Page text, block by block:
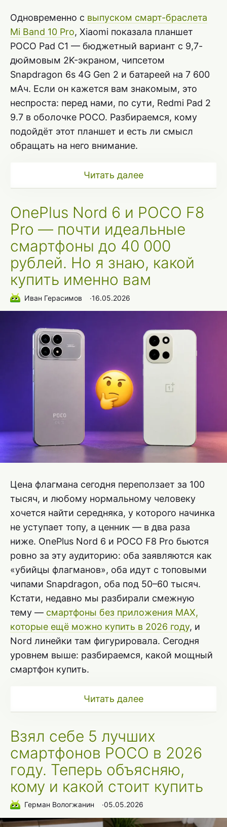
Одновременно с выпуском смарт-браслета
Mi Band 10 Pro, Xiaomi показала планшет
POCO Pad C1 — бюджетный вариант с 9,7-
дюймовым 2K-экраном, чипсетом
Snapdragon 6s 4G Gen 2 и батареей на 7 600
мАч. Если он кажется вам знакомым, это
неспроста: перед нами, по сути, Redmi Pad 2
9.7 в оболочке POCO. Разбираемся, кому
подойдёт этот планшет и есть ли смысл
обращать на него внимание.
Читать далее
OnePlus Nord 6 и POCO F8
Pro — почти идеальные
смартфоны до 40 000
рублей. Но я знаю, какой
купить именно вам
Иван Герасимов ∙16.05.2026
Цена флагмана сегодня переползает за 100
тысяч, и любому нормальному человеку
хочется найти середняка, у которого начинка
не уступает топу, а ценник — в два раза
ниже. OnePlus Nord 6 и POCO F8 Pro бьются
ровно за эту аудиторию: оба заявляются как
«убийцы флагманов», оба идут с топовыми
чипами Snapdragon, оба под 50–60 тысяч.
Кстати, недавно мы разбирали смежную
тему — смартфоны без приложения MAX,
которые ещё можно купить в 2026 году, и
Nord линейки там фигурировала. Сегодня
уровнем выше: разбираемся, какой мощный
смартфон купить.
Читать далее
Взял себе 5 лучших
смартфонов POCO в 2026
году. Теперь объясняю,
кому и какой стоит купить
Герман Вологжанин ∙05.05.2026